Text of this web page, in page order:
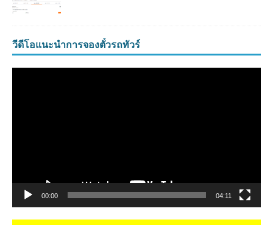
วีดีโอแนะนำการจองตั๋วรถทัวร์
00:00 04:11